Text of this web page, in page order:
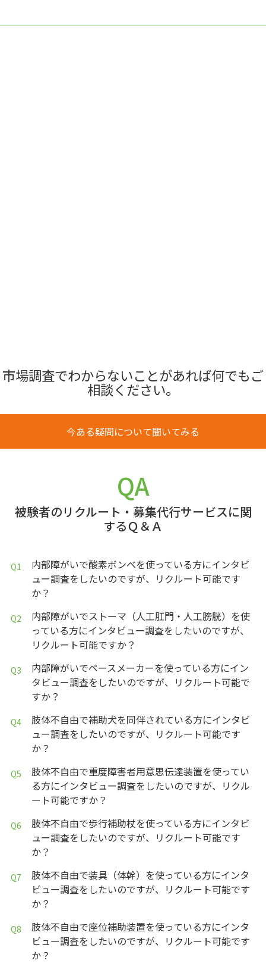
市場調査でわからないことがあれば何でもご
相談ください。
今ある疑問について聞いてみる
QA
被験者のリクルート・募集代行サービスに関
するＱ＆Ａ
内部障がいで酸素ボンベを使っている方にインタビ
ュー調査をしたいのですが、リクルート可能です
か？
内部障がいでストーマ（人工肛門・人工膀胱）を使
っている方にインタビュー調査をしたいのですが、
リクルート可能ですか？
内部障がいでペースメーカーを使っている方にイン
タビュー調査をしたいのですが、リクルート可能で
すか？
肢体不自由で補助犬を同伴されている方にインタビ
ュー調査をしたいのですが、リクルート可能です
か？
肢体不自由で重度障害者用意思伝達装置を使ってい
る方にインタビュー調査をしたいのですが、リクル
ート可能ですか？
肢体不自由で歩行補助杖を使っている方にインタビ
ュー調査をしたいのですが、リクルート可能です
か？
肢体不自由で装具（体幹）を使っている方にインタ
ビュー調査をしたいのですが、リクルート可能です
か？
肢体不自由で座位補助装置を使っている方にインタ
ビュー調査をしたいのですが、リクルート可能です
か？